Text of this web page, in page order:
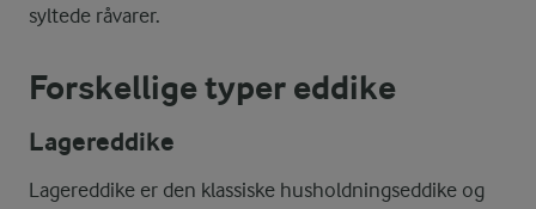
syltede råvarer.
Forskellige typer eddike
Lagereddike
Lagereddike er den klassiske husholdningseddike og